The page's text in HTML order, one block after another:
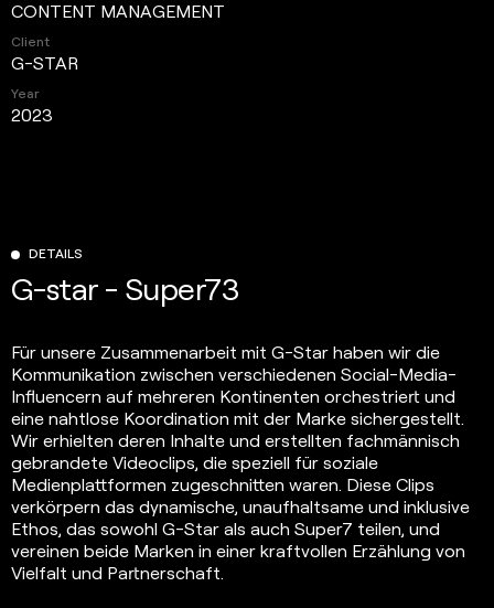
CONTENT MANAGEMENT
Client
G-STAR
Year
2023
DETAILS
G-star - Super73
Für unsere Zusammenarbeit mit G-Star haben wir die
Kommunikation zwischen verschiedenen Social-Media-
Influencern auf mehreren Kontinenten orchestriert und
eine nahtlose Koordination mit der Marke sichergestellt.
Wir erhielten deren Inhalte und erstellten fachmännisch
gebrandete Videoclips, die speziell für soziale
Medienplattformen zugeschnitten waren. Diese Clips
verkörpern das dynamische, unaufhaltsame und inklusive
Ethos, das sowohl G-Star als auch Super7 teilen, und
vereinen beide Marken in einer kraftvollen Erzählung von
Vielfalt und Partnerschaft.